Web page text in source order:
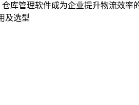
库管理软件成为企业提升物流效
及选型